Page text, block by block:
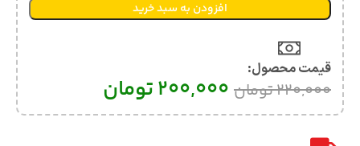
افزودن به سبد خرید
قیمت محصول:​
220,000تومان 200,000تومان